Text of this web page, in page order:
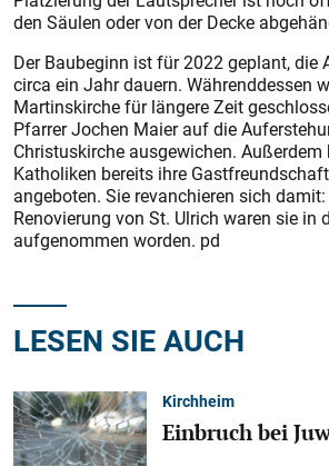
den Säulen oder von der Decke
Der Baubeginn ist für 2022 geplant, die
circa ein Jahr dauern. Währenddessen
Martinskirche für längere Zeit
Pfarrer Jochen Maier auf die
Christuskirche ausgewichen. Außerdem
Katholiken bereits ihre
angeboten. Sie revanchieren sich
Renovierung von St. Ulrich waren sie in
aufgenommen worden. pd
LESEN SIE AUCH
Kirchheim
Einbruch bei